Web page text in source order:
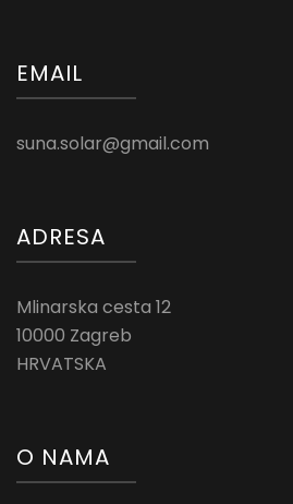
EMAIL
suna.solar@gmail.com
ADRESA
Mlinarska cesta 12
10000 Zagreb
HRVATSKA
O NAMA